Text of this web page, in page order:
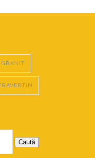
GRANIT
Caută